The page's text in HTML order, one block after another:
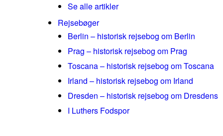
Se alle artikler
Rejsebøger
Berlin – historisk rejsebog om Berlin
Prag – historisk rejsebog om Prag
Toscana – historisk rejsebog om Toscana
Irland – historisk rejsebog om Irland
Dresden – historisk rejsebog om Dresdens
I Luthers Fodspor